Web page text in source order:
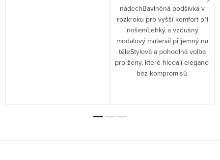
nádechBavlněná podšívka v
rozkroku pro vyšší komfort při
nošeníLehký a vzdušný
modalový materiál příjemný na
těleStylová a pohodlná volba
pro ženy, které hledají eleganci
bez kompromisů.